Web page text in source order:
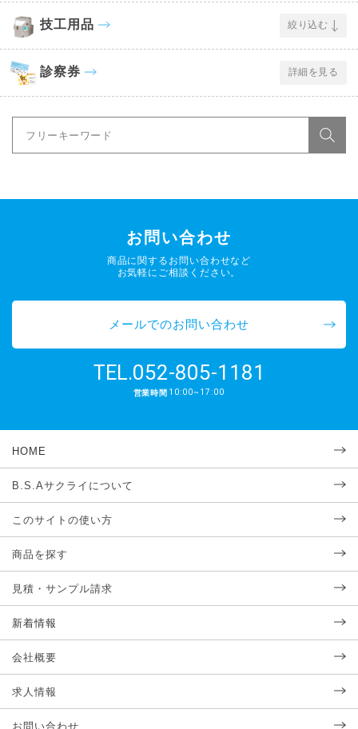
技工用品 絞り込む
診察券 詳細を見る
お問い合わせ
商品に関するお問い合わせなど
お気軽にご相談ください。
メールでのお問い合わせ
TEL.052-805-1181
営業時間 10:00~17:00
HOME
B.S.Aサクライについて
このサイトの使い方
商品を探す
見積・サンプル請求
新着情報
会社概要
求人情報
お問い合わせ